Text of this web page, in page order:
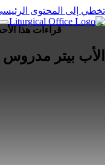
تخطي إلى المحتوى
قراءات هذا
الأب بيتر مدروس